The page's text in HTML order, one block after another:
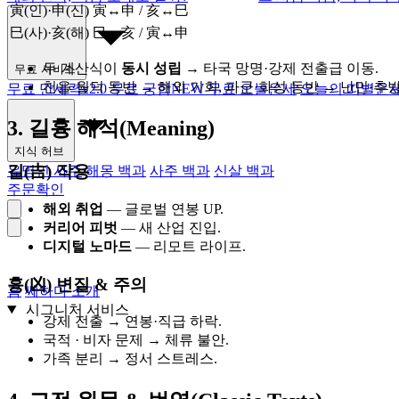
무료 서비스
무료 만세력v2.0 무료 궁합NEW 무료 오늘운세 오늘의 띠별운
지식 허브
유명인 사주 해몽 백과 사주 백과 신살 백과
주문확인
홈 쎄하다 소개
시그니처 서비스
寅(인)·申(신) 寅↔申 / 亥↔巳
巳(사)·亥(해) 巳↔亥 / 寅↔申
두 계산식이 동시 성립 → 타국 망명·강제 전출급 이동.
천을·월덕 동반 → 해외 기회, 파군·화성 동반 → 난민·추
3. 길흉 해석(Meaning)
길(吉) 작용
해외 취업 — 글로벌 연봉 UP.
커리어 피벗 — 새 산업 진입.
디지털 노마드 — 리모트 라이프.
흉(凶) 변질 & 주의
강제 전출 → 연봉·직급 하락.
국적 · 비자 문제 → 체류 불안.
가족 분리 → 정서 스트레스.